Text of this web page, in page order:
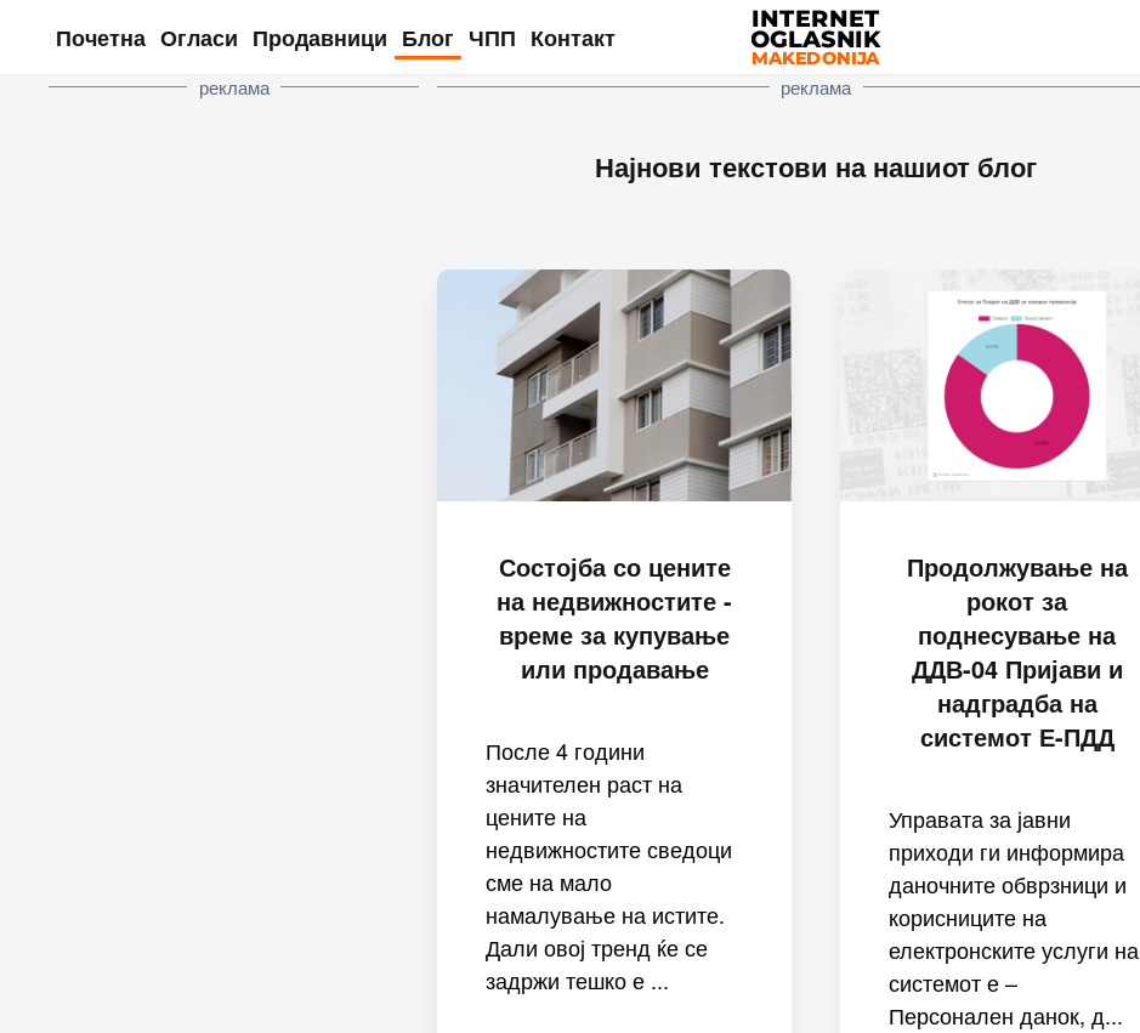
Почетна Огласи Продавници Блог ЧПП Контакт
реклама реклама
Најнови текстови на нашиот блог
Состојба со цените
на недвижностите -
време за купување
или продавање
После 4 години
значителен раст на
цените на
недвижностите сведоци
сме на мало
намалување на истите.
Дали овој тренд ќе се
задржи тешко е ...
Продолжување на
рокот за
поднесување на
ДДВ-04 Пријави и
надградба на
системот Е-ПДД
Управата за јавни
приходи ги информира
даночните обврзници и
корисниците на
електронските услуги на
системот е –
Персонален данок, д...